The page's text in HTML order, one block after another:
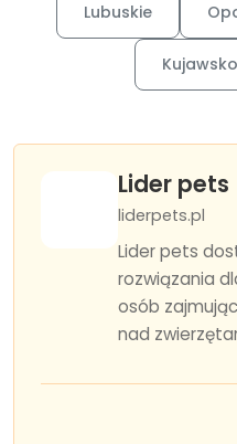
Lubuskie
Lider pets
liderpets.pl
Lider pets
rozwiązania
osób
nad